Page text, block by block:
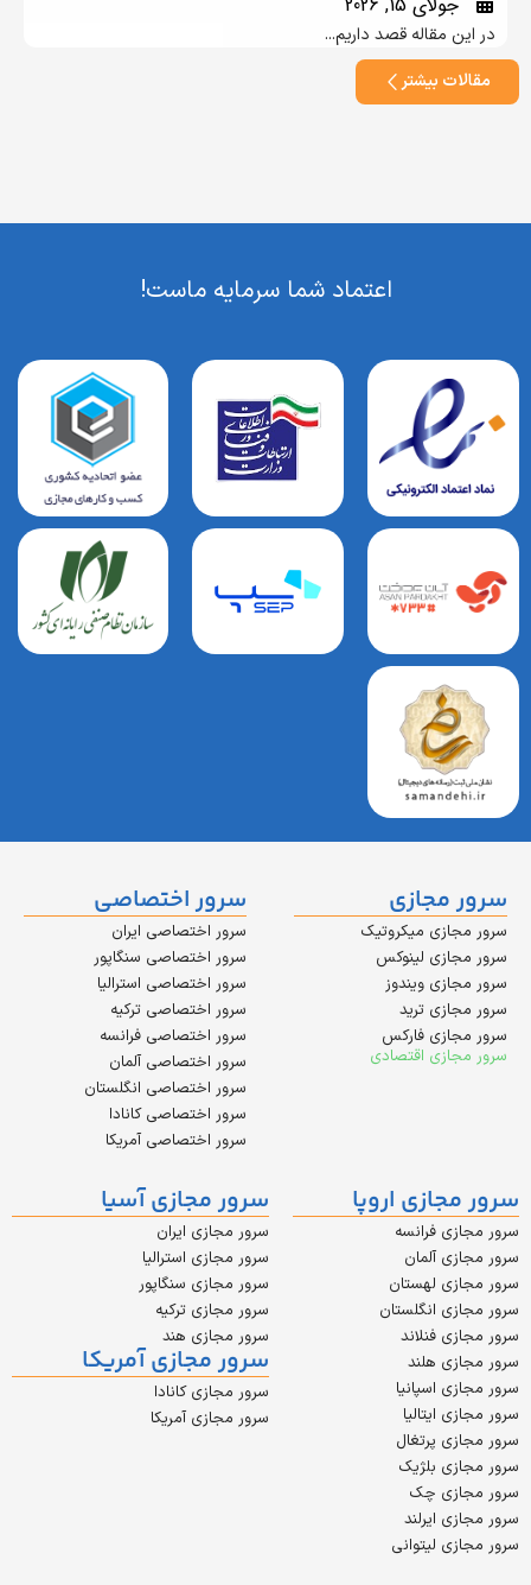
قصد داریم...
بیشتر
اعتماد شما سرمایه ماست!
میکروتیک
لینوکس
ویندوز
ترید
فارکس
اقتصادی
سرور اختصاصی
سرور اختصاصی ایران
سرور اختصاصی سنگاپور
سرور اختصاصی استرالیا
سرور اختصاصی ترکیه
سرور اختصاصی فرانسه
سرور اختصاصی آلمان
سرور اختصاصی انگلستان
سرور اختصاصی کانادا
سرور اختصاصی آمریکا
اروپا
فرانسه
لهستان
انگلستان
فنلاند
هلند
اسپانیا
پرتغال
بلژیک
چک
لیتوانی
سرور مجازی آسیا
سرور مجازی ایران
سرور مجازی استرالیا
سرور مجازی سنگاپور
سرور مجازی ترکیه
سرور مجازی هند
سرور مجازی آمریکا
سرور مجازی کانادا
سرور مجازی آمریکا